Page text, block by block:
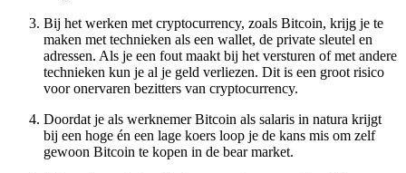
Bij het werken met cryptocurrency, zoals Bitcoin, krijg je te
maken met technieken als een wallet, de private sleutel en
adressen. Als je een fout maakt bij het versturen of met andere
technieken kun je al je geld verliezen. Dit is een groot risico
voor onervaren bezitters van cryptocurrency.
Doordat je als werknemer Bitcoin als salaris in natura krijgt
bij een hoge én een lage koers loop je de kans mis om zelf
gewoon Bitcoin te kopen in de bear market.